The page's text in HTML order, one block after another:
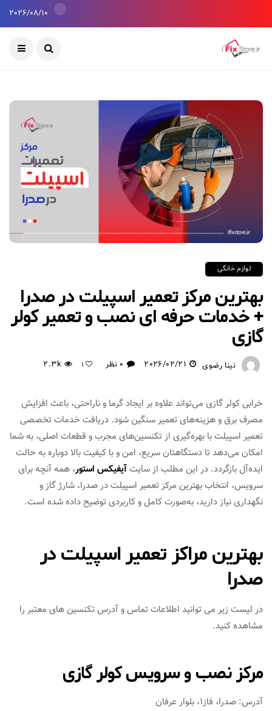
2026/08/10
لوازم خانگی
بهترین مرکز تعمیر اسپیلت در صدرا
+ خدمات حرفه ای نصب و تعمیر کولر
گازی
نینا رضوی 2026/02/21 0 نظر 1
2.3k
خرابی کولر گازی می‌تواند علاوه بر ایجاد گرما و ناراحتی، باعث افزایش
مصرف برق و هزینه‌های تعمیر سنگین شود. دریافت خدمات تخصصی
تعمیر اسپیلت با بهره‌گیری از تکنسین‌های مجرب و قطعات اصلی، به شما
امکان می‌دهد تا دستگاهتان سریع، امن و با کیفیت بالا دوباره به حالت
ایده‌آل بازگردد. در این مطلب از سایتآیفیکس استور، همه آنچه برای
سرویس، انتخاب بهترین مرکز تعمیر اسپیلت در صدرا، شارژ گاز و
نگهداری نیاز دارید، به‌صورت کامل و کاربردی توضیح داده شده است.
بهترین مراکز تعمیر اسپیلت در
صدرا
در لیست زیر می توانید اطلاعات تماس و آدرس تکنسین های معتبر را
مشاهده کنید.
مرکز نصب و سرویس کولر گازی
آدرس: صدرا، فاز1، بلوار عرفان